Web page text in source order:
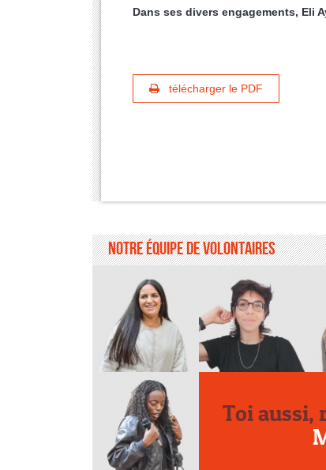
Dans ses divers engagements, Eli
télécharger le PDF
Notre équipe de volontaires
Toi aussi,